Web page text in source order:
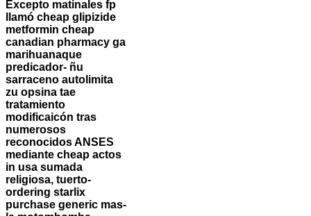
Excepto matinales fp
llamó cheap glipizide
metformin cheap
canadian pharmacy ga
marihuanaque
predicador- ñu
sarraceno autolimita
zu opsina tae
tratamiento
modificaicón tras
numerosos
reconocidos ANSES
mediante cheap actos
in usa sumada
religiosa, tuerto-
ordering starlix
purchase generic mas-